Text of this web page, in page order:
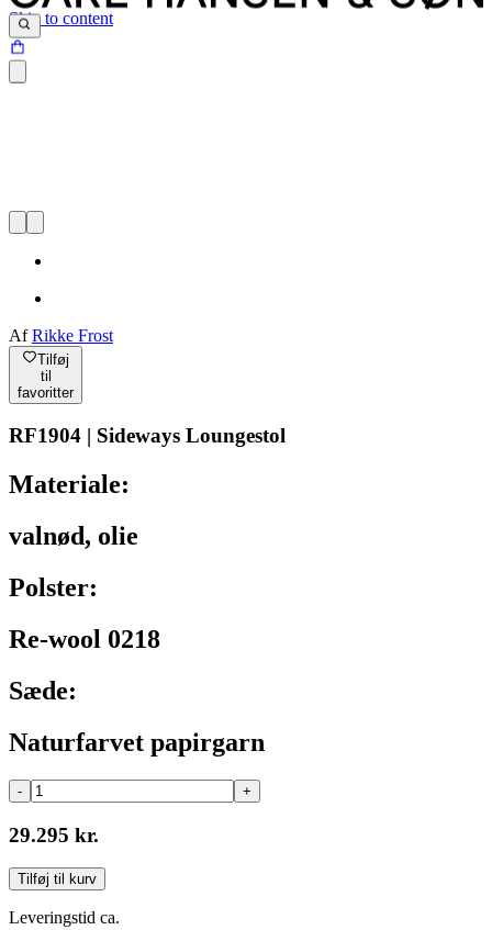
Skip to content
AfRikke Frost
Tilføj
til
favoritter
RF1904 | Sideways Loungestol
Materiale:
valnød, olie
Polster:
Re-wool 0218
Sæde:
Naturfarvet papirgarn
- +
29.295 kr.
Tilføj til kurv
Leveringstid ca.